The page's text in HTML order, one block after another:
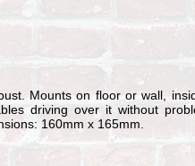
Mounts on floor or wall,
driving over it without
160mm x 165mm.